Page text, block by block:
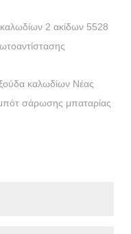
2 ακίδων 5528
καλωδίων Νέας
σάρωσης μπαταρίας